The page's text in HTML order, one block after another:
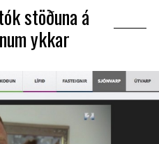
stöðuna á
ykkar